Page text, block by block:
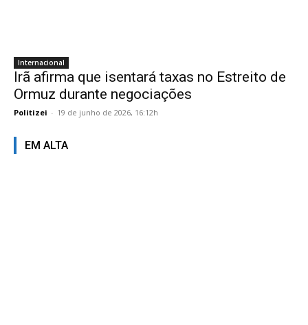
Internacional
Irã afirma que isentará taxas no Estreito de
Ormuz durante negociações
Politizei - 19 de junho de 2026, 16:12h
EM ALTA